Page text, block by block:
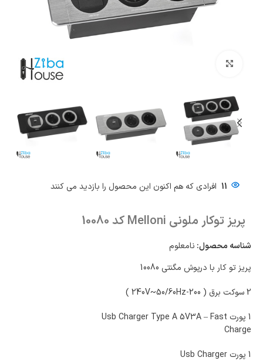
11 افرادی که هم اکنون این محصول را بازدید می کنند
پریز توکار ملونی Melloni کد 10080
شناسه محصول: نامعلوم
پریز تو کار با درپوش مگنتی 10080
2 سوکت برق ( 200-240V~50/60Hz )
1 پورت Usb Charger Type A 5V3A – Fast
Charge
1 پورت Usb Charger